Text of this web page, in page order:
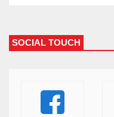
SOCIAL TOUCH